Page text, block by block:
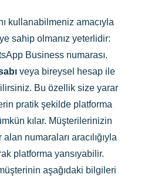
kullanabilmeniz amacıyla
sahip olmanız yeterlidir:
Business numarası.
veya bireysel hesap ile
Bu özellik size yarar
pratik şekilde platforma
kılar. Müşterilerinizin
numaraları aracılığıyla
platforma yansıyabilir.
aşağıdaki bilgileri